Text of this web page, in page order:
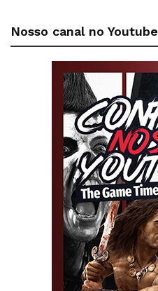
Nosso canal no Youtube